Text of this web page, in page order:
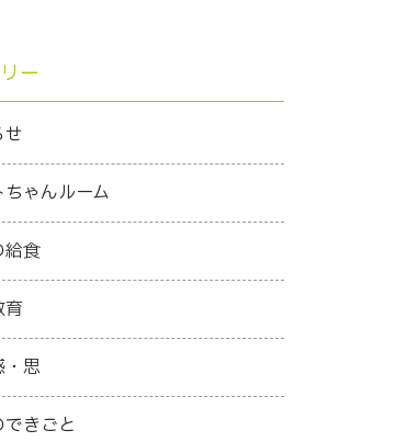
ー
せ
ちゃんルーム
給食
育
・思
きごと